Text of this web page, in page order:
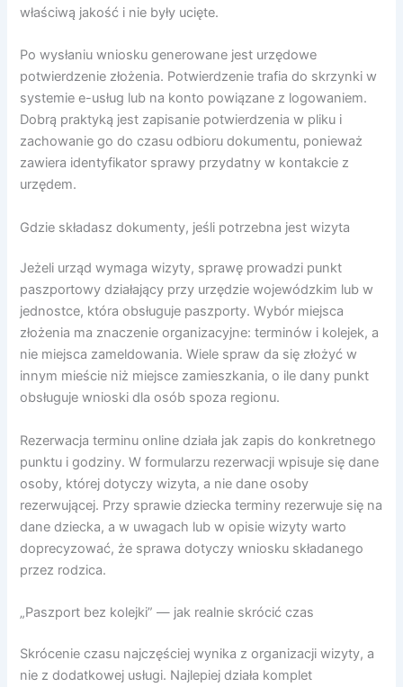
właściwą jakość i nie były ucięte.
Po wysłaniu wniosku generowane jest urzędowe
potwierdzenie złożenia. Potwierdzenie trafia do skrzynki w
systemie e-usług lub na konto powiązane z logowaniem.
Dobrą praktyką jest zapisanie potwierdzenia w pliku i
zachowanie go do czasu odbioru dokumentu, ponieważ
zawiera identyfikator sprawy przydatny w kontakcie z
urzędem.
Gdzie składasz dokumenty, jeśli potrzebna jest wizyta
Jeżeli urząd wymaga wizyty, sprawę prowadzi punkt
paszportowy działający przy urzędzie wojewódzkim lub w
jednostce, która obsługuje paszporty. Wybór miejsca
złożenia ma znaczenie organizacyjne: terminów i kolejek, a
nie miejsca zameldowania. Wiele spraw da się złożyć w
innym mieście niż miejsce zamieszkania, o ile dany punkt
obsługuje wnioski dla osób spoza regionu.
Rezerwacja terminu online działa jak zapis do konkretnego
punktu i godziny. W formularzu rezerwacji wpisuje się dane
osoby, której dotyczy wizyta, a nie dane osoby
rezerwującej. Przy sprawie dziecka terminy rezerwuje się na
dane dziecka, a w uwagach lub w opisie wizyty warto
doprecyzować, że sprawa dotyczy wniosku składanego
przez rodzica.
„Paszport bez kolejki” — jak realnie skrócić czas
Skrócenie czasu najczęściej wynika z organizacji wizyty, a
nie z dodatkowej usługi. Najlepiej działa komplet